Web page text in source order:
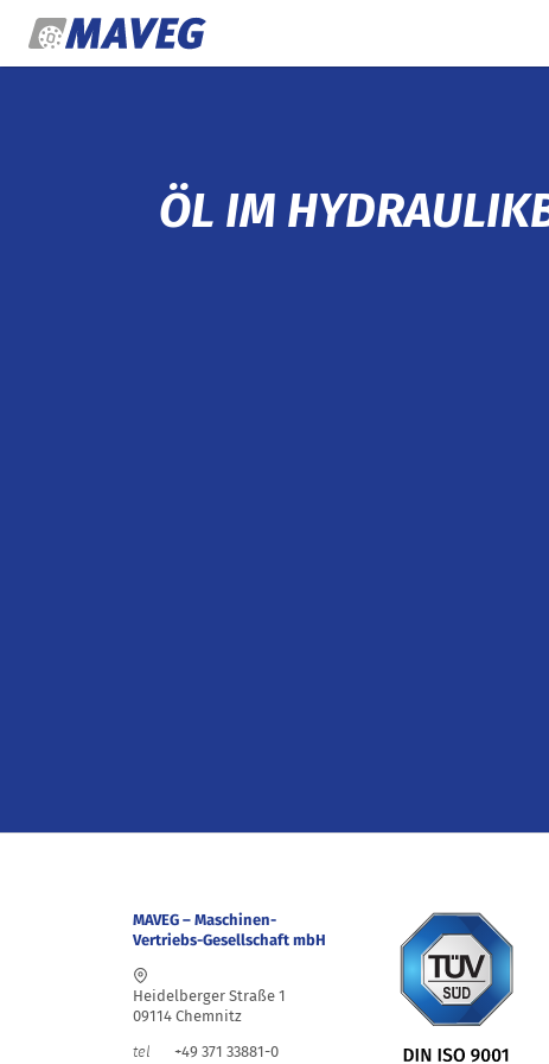
Zum Inhalt springen
ÖL IM
MAVEG – Maschinen-
Vertriebs-Gesellschaft mbH
Heidelberger Straße 1
09114 Chemnitz
tel +49 371 33881-0